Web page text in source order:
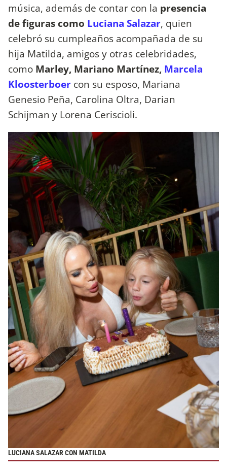
música, además de contar con la presencia
de figuras como Luciana Salazar, quien
celebró su cumpleaños acompañada de su
hija Matilda, amigos y otras celebridades,
como Marley, Mariano Martínez, Marcela
Kloosterboer con su esposo, Mariana
Genesio Peña, Carolina Oltra, Darian
Schijman y Lorena Ceriscioli.
LUCIANA SALAZAR CON MATILDA